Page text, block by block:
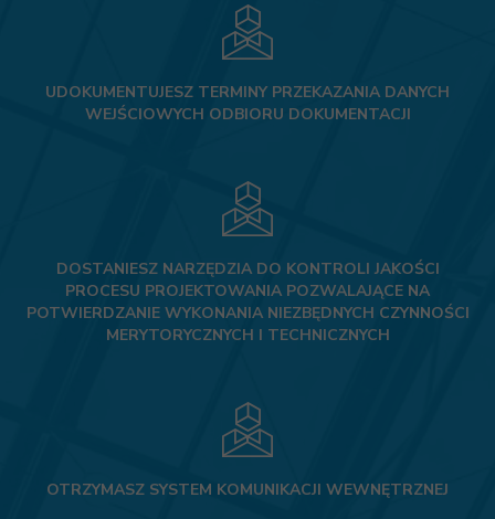
OTRZYMASZ SYSTEM KOMUNIKACJI WEWNĘTRZNEJ
DOSTANIESZ NARZĘDZIA DO KONTROLI JAKOŚCI
PROCESU PROJEKTOWANIA POZWALAJĄCE NA
POTWIERDZANIE WYKONANIA NIEZBĘDNYCH CZYNNOŚCI
MERYTORYCZNYCH I TECHNICZNYCH
UDOKUMENTUJESZ TERMINY PRZEKAZANIA DANYCH
WEJŚCIOWYCH ODBIORU DOKUMENTACJI